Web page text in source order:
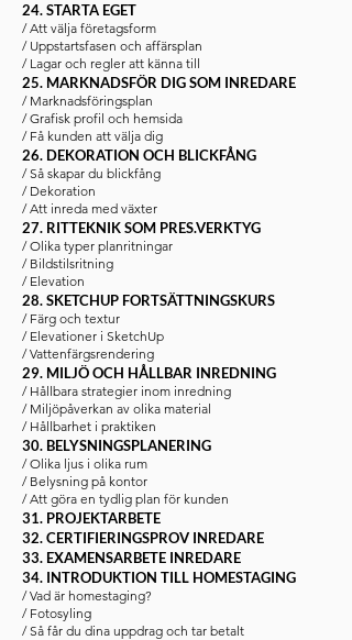
24. STARTA EGET
/ Att välja företagsform
/ Uppstartsfasen och affärsplan
/ Lagar och regler att känna till
25. MARKNADSFÖR DIG SOM INREDARE
/ Marknadsföringsplan
/ Grafisk profil och hemsida
/ Få kunden att välja dig
26. DEKORATION OCH BLICKFÅNG
/ Så skapar du blickfång
/ Dekoration
/ Att inreda med växter
27. RITTEKNIK SOM PRES.VERKTYG
/ Olika typer planritningar
/ Bildstilsritning
/ Elevation
28. SKETCHUP FORTSÄTTNINGSKURS
/ Färg och textur
/ Elevationer i SketchUp
/ Vattenfärgsrendering
29. MILJÖ OCH HÅLLBAR INREDNING
/ Hållbara strategier inom inredning
/ Miljöpåverkan av olika material
/ Hållbarhet i praktiken
30. BELYSNINGSPLANERING
/ Olika ljus i olika rum
/ Belysning på kontor
/ Att göra en tydlig plan för kunden
31. PROJEKTARBETE
32. CERTIFIERINGSPROV INREDARE
33. EXAMENSARBETE INREDARE
34. INTRODUKTION TILL HOMESTAGING
/ Vad är homestaging?
/ Fotosyling
/ Så får du dina uppdrag och tar betalt